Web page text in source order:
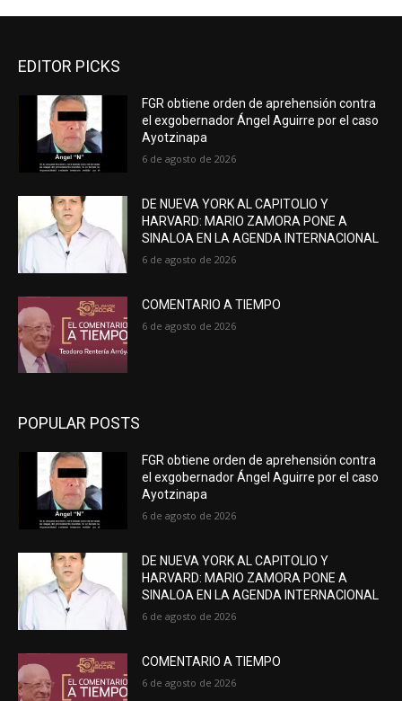
EDITOR PICKS
FGR obtiene orden de aprehensión contra
el exgobernador Ángel Aguirre por el caso
Ayotzinapa
6 de agosto de 2026
DE NUEVA YORK AL CAPITOLIO Y
HARVARD: MARIO ZAMORA PONE A
SINALOA EN LA AGENDA INTERNACIONAL
6 de agosto de 2026
COMENTARIO A TIEMPO
6 de agosto de 2026
POPULAR POSTS
FGR obtiene orden de aprehensión contra
el exgobernador Ángel Aguirre por el caso
Ayotzinapa
6 de agosto de 2026
DE NUEVA YORK AL CAPITOLIO Y
HARVARD: MARIO ZAMORA PONE A
SINALOA EN LA AGENDA INTERNACIONAL
6 de agosto de 2026
COMENTARIO A TIEMPO
6 de agosto de 2026